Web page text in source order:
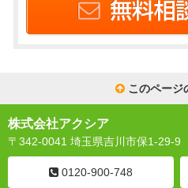
このページ
株式会社アクシア
〒342-0041 埼玉県吉川市保1-29-9
0120-900-748